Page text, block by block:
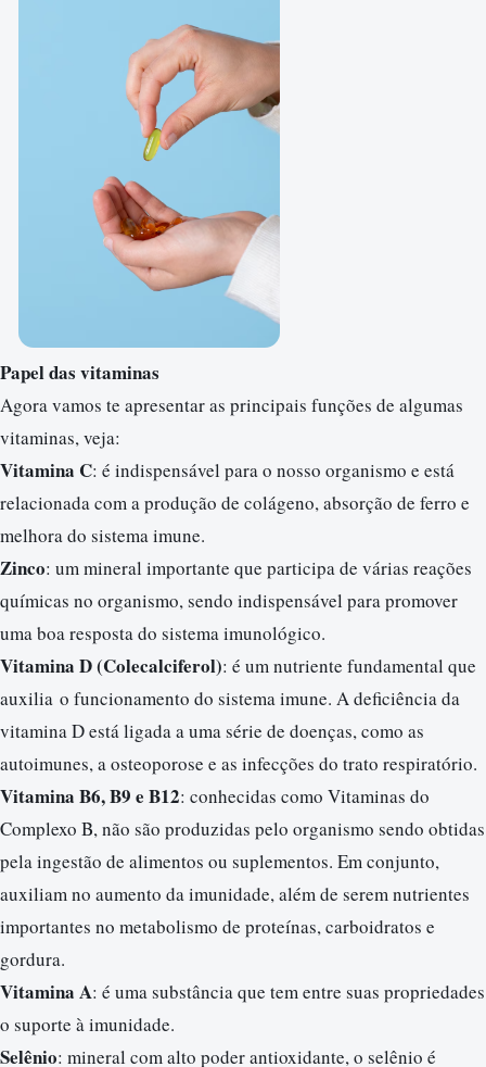
Papel das vitaminas
Agora vamos te apresentar as principais funções de algumas
vitaminas, veja:
Vitamina C: é indispensável para o nosso organismo e está
relacionada com a produção de colágeno, absorção de ferro e
melhora do sistema imune.
Zinco: um mineral importante que participa de várias reações
químicas no organismo, sendo indispensável para promover
uma boa resposta do sistema imunológico.
Vitamina D (Colecalciferol): é um nutriente fundamental que
auxilia o funcionamento do sistema imune. A deficiência da
vitamina D está ligada a uma série de doenças, como as
autoimunes, a osteoporose e as infecções do trato respiratório.
Vitamina B6, B9 e B12: conhecidas como Vitaminas do
Complexo B, não são produzidas pelo organismo sendo obtidas
pela ingestão de alimentos ou suplementos. Em conjunto,
auxiliam no aumento da imunidade, além de serem nutrientes
importantes no metabolismo de proteínas, carboidratos e
gordura.
Vitamina A: é uma substância que tem entre suas propriedades
o suporte à imunidade.
Selênio: mineral com alto poder antioxidante, o selênio é